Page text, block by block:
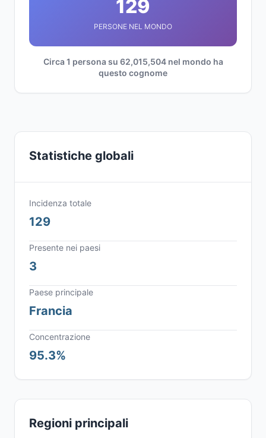
129
PERSONE NEL MONDO
Circa 1 persona su 62,015,504 nel mondo ha
questo cognome
Statistiche globali
Incidenza totale
129
Presente nei paesi
3
Paese principale
Francia
Concentrazione
95.3%
Regioni principali